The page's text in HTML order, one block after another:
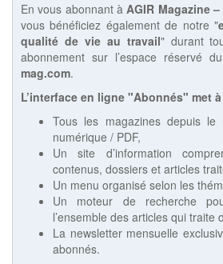
En vous abonnant àAGIR Magazine
vous bénéficiez également de notre "
qualité de vie au travail" durant
abonnement sur l’espace réservé
mag.com.
L’interface en ligne "Abonnés" met
Tous les magazines depuis
numérique / PDF,
Un site d’information
contenus, dossiers et articles
Un menu organisé selon les
Un moteur de recherche
l’ensemble des articles qui traite
La newsletter mensuelle
abonnés.